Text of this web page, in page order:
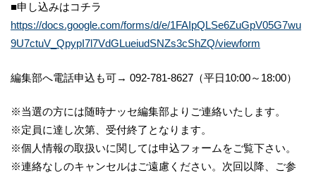
■申し込みはコチラ
https://docs.google.com/forms/d/e/1FAIpQLSe6ZuGpV05G7wu
9U7ctuV_QpypI7l7VdGLueiudSNZs3cShZQ/viewform
編集部へ電話申込も可→ 092-781-8627（平日10:00～18:00）
※当選の方には随時ナッセ編集部よりご連絡いたします。
※定員に達し次第、受付終了となります。
※個人情報の取扱いに関しては申込フォームをご覧下さい。
※連絡なしのキャンセルはご遠慮ください。次回以降、ご参